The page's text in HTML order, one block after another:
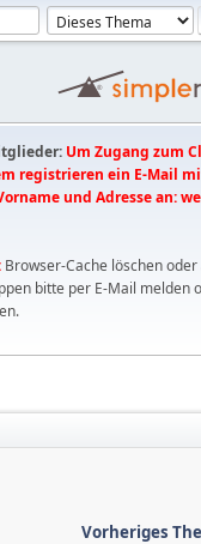
Um Zugang zum
registrieren ein E-Mail
und Adresse an:
Browser-Cache löschen
bitte per E-Mail melden
Vorheriges